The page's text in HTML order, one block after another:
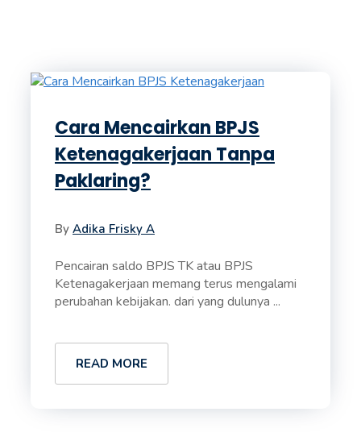
Cara Mencairkan BPJS
Ketenagakerjaan Tanpa
Paklaring?
By Adika Frisky A
Pencairan saldo BPJS TK atau BPJS
Ketenagakerjaan memang terus mengalami
perubahan kebijakan. dari yang dulunya ...
READ MORE